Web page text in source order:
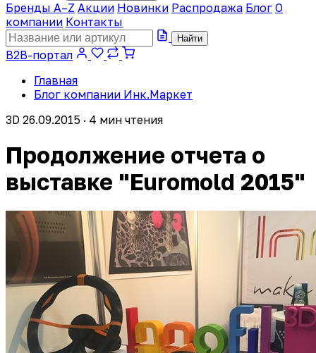
Бренды A–Z Акции Новинки Распродажа Блог О
компании Контакты
Найти
B2B-портал
Главная
Блог компании Инк.Маркет
3D 26.09.2015 · 4 мин чтения
Продолжение отчета о
выставке "Euromold 2015"